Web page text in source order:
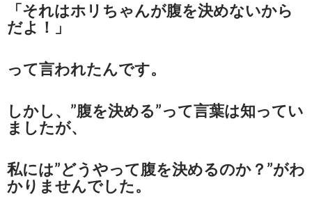
「それはホリちゃんが腹を決めないから
だよ！」
って言われたんです。
しかし、”腹を決める”って言葉は知ってい
ましたが、
私には”どうやって腹を決めるのか？”がわ
かりませんでした。